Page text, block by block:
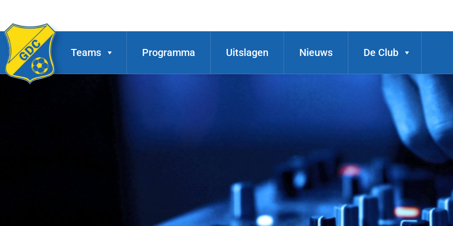
Teams Programma Uitslagen Nieuws De Club